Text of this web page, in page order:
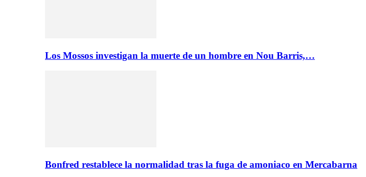
Los Mossos investigan la muerte de un hombre en Nou Barris,…
Bonfred restablece la normalidad tras la fuga de amoniaco en Mercabarna